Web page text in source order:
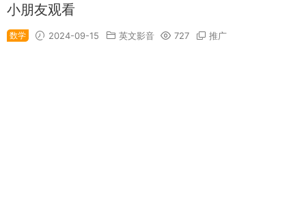
小朋友观看
数学 2024-09-15 英文影音 727 推广